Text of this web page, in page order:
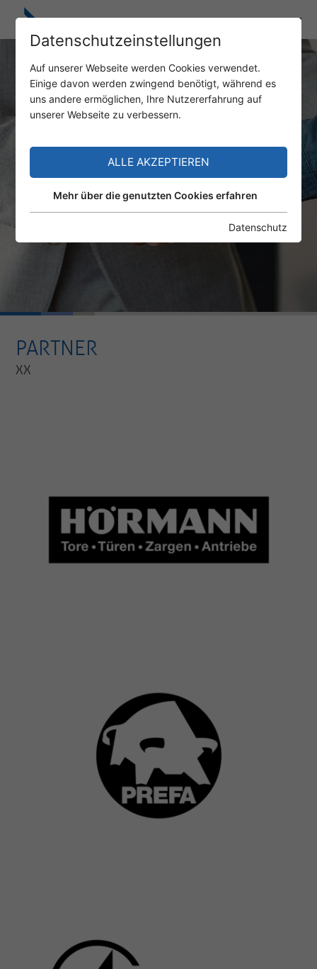
PARTNER
XX
Datenschutzeinstellungen
Auf unserer Webseite werden Cookies verwendet.
Einige davon werden zwingend benötigt, während es
uns andere ermöglichen, Ihre Nutzererfahrung auf
unserer Webseite zu verbessern.
ALLE AKZEPTIEREN
Mehr über die genutzten Cookies erfahren
Datenschutz